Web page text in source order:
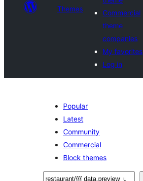
Themes
Commercial
theme
companies
My favorites
Log in
Popular
Latest
Community
Commercial
Block themes
Hľadať